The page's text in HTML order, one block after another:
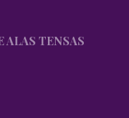
ALAS TENSAS